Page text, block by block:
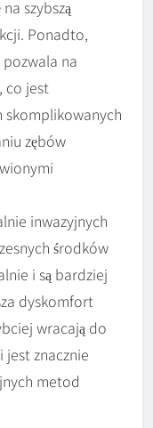
szybszą
Ponadto,
na
co jest
skomplikowanych
zębów
inwazyjnych
środków
i są bardziej
dyskomfort
wracają do
znacznie
metod